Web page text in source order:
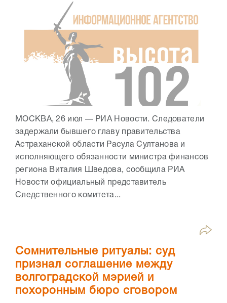
МОСКВА, 26 июл — РИА Новости. Следователи
задержали бывшего главу правительства
Астраханской области Расула Султанова и
исполняющего обязанности министра финансов
региона Виталия Шведова, сообщила РИА
Новости официальный представитель
Следственного комитета...
Сомнительные ритуалы: суд
признал соглашение между
волгоградской мэрией и
похоронным бюро сговором